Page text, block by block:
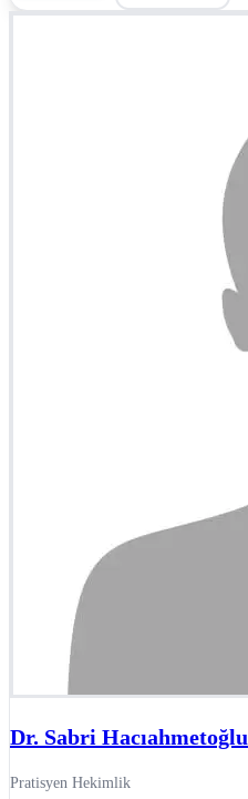
Dr. Sabri Hacıahmetoğlu
Pratisyen Hekimlik